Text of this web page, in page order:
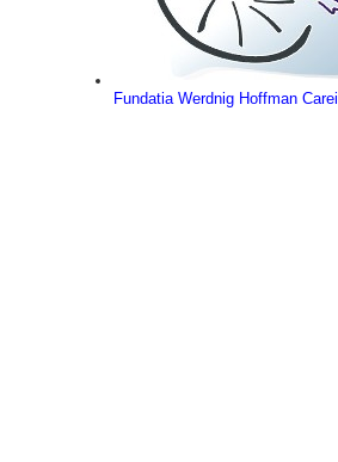
Fundatia Werdnig Hoffman Carei